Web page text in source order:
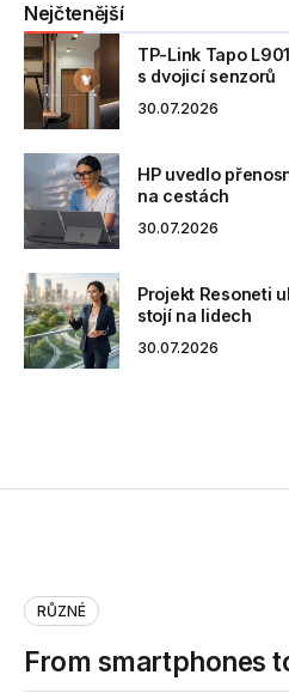
Nejčtenější
TP-Link Tapo
s dvojicí senzorů
30.07.2026
HP uvedlo
na cestách
30.07.2026
Projekt Resoneti
stojí na lidech
30.07.2026
RŮZNÉ
From smartphones